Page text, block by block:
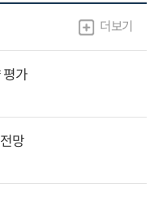
더보기
평가
망